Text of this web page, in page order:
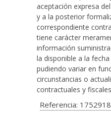
aceptación expresa
y a la posterior
correspondiente
tiene carácter
información
la disponible a la
pudiendo variar en
circunstancias o
contractuales y
Referencia: 1752918